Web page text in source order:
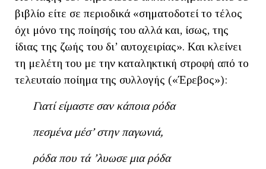
βιβλίο είτε σε περιοδικά «σηματοδοτεί το τέλος
όχι μόνο της ποίησής του αλλά και, ίσως, της
ίδιας της ζωής του δι’ αυτοχειρίας». Και κλείνει
τη μελέτη του με την καταληκτική στροφή από το
τελευταίο ποίημα της συλλογής («Έρεβος»):
Γιατί είμαστε σαν κάποια ρόδα
πεσμένα μέσ’ στην παγωνιά,
ρόδα που τά ’λυωσε μια ρόδα